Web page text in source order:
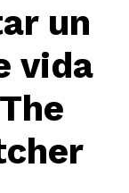
un
vida